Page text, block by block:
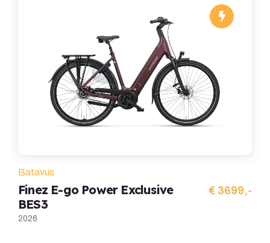
Batavus
Finez E-go Power Exclusive
BES3
2026
€ 3699,-